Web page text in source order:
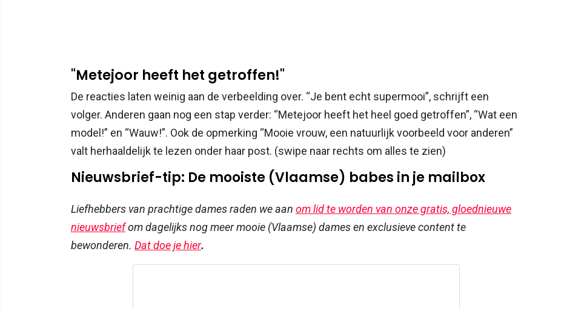
"Metejoor heeft het getroffen!"
De reacties laten weinig aan de verbeelding over. “Je bent echt supermooi”, schrijft een
volger. Anderen gaan nog een stap verder: “Metejoor heeft het heel goed getroffen”, “Wat een
model!” en “Wauw!”. Ook de opmerking “Mooie vrouw, een natuurlijk voorbeeld voor anderen”
valt herhaaldelijk te lezen onder haar post. (swipe naar rechts om alles te zien)
Nieuwsbrief-tip: De mooiste (Vlaamse) babes in je mailbox
Liefhebbers van prachtige dames raden we aan om lid te worden van onze gratis, gloednieuwe
nieuwsbriefom dagelijks nog meer mooie (Vlaamse) dames en exclusieve content te
bewonderen. Dat doe je hier.